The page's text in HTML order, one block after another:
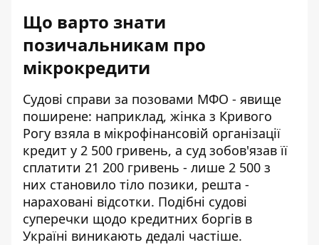
Що варто знати
позичальникам про
мікрокредити
Судові справи за позовами МФО - явище
поширене: наприклад, жінка з Кривого
Рогу взяла в мікрофінансовій організації
кредит у 2 500 гривень, а суд зобов'язав її
сплатити 21 200 гривень - лише 2 500 з
них становило тіло позики, решта -
нараховані відсотки. Подібні судові
суперечки щодо кредитних боргів в
Україні виникають дедалі частіше.